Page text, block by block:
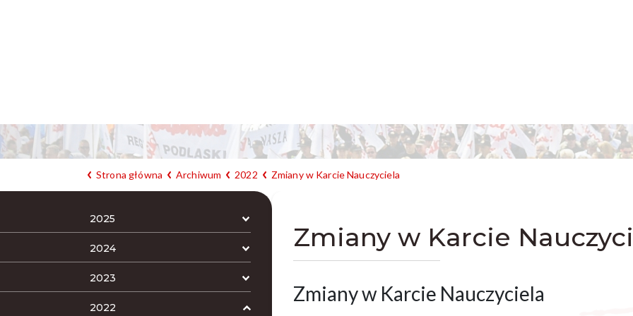
Strona główna Archiwum 2022 Zmiany w Karcie Nauczyciela
2025
2024
2023
2022
Zmiany w Karcie
Zmiany w Karcie Nauczyciela